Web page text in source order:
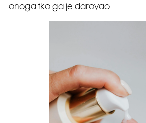
onoga tko ga je darovao.